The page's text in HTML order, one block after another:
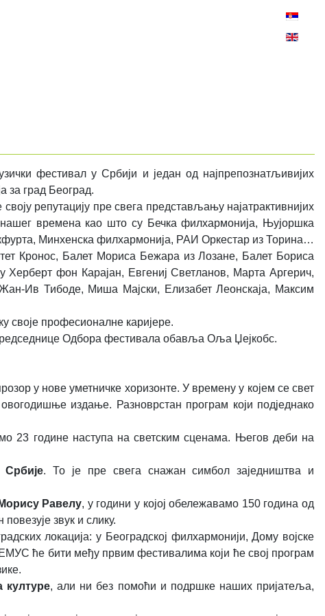
фестивал у Србији и један од најпрепознатљивијих
за град Београд.
репутацију пре свега представљању најатрактивнијих
времена као што су Бечка филхармонија, Њујоршка
Минхенска филхармонија, РАИ Оркестар из Торина…
Кронос, Балет Мориса Бежара из Лозане, Балет Бориса
Херберт фон Карајан, Евгениј Светланов, Марта Аргерич,
Ив Тибоде, Миша Мајски, Елизабет Леонскаја, Максим
своје професионалне каријере.
Одбора фестивала обавља Оља Џејкобс.
у нове уметничке хоризонте. У времену у којем се свет
издање. Разноврстан програм који подједнако
23 године наступа на светским сценама. Његов деби на
. То је пре свега снажан симбол заједништва и
Морису Равелу, у години у којој обележавамо 150 година од
звук и слику.
локација: у Београдској филхармонији, Дому војске
ће бити међу првим фестивалима који ће свој програм
културе, али ни без помоћи и подршке наших пријатеља,